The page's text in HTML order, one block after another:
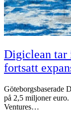
Digiclean tar
fortsatt
Göteborgsbaserade
på 2,5 miljoner
Ventures…